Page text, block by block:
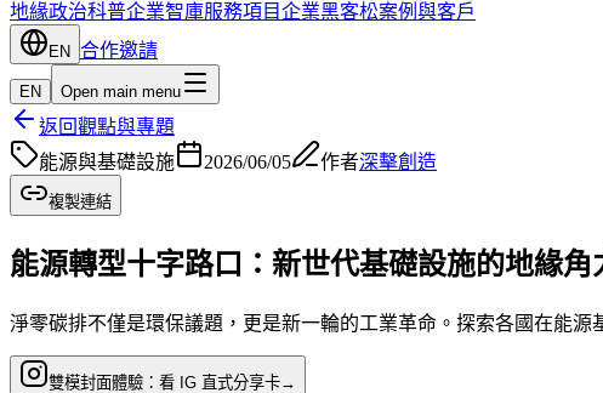
地緣政治科普企業智庫服務項目企業黑客松案例與客戶
EN 合作邀請
EN Open main menu
返回觀點與專題
能源與基礎設施
2026/06/05 作者深擊創造
複製連結
能源轉型十字路口：新世代基礎設施的地緣角
淨零碳排不僅是環保議題，更是新一輪的工業革命。探索各國在能
雙模封面體驗：看 IG 直式分享卡→